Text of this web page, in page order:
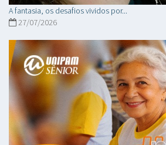
A fantasia, os desafios vividos por...
27/07/2026